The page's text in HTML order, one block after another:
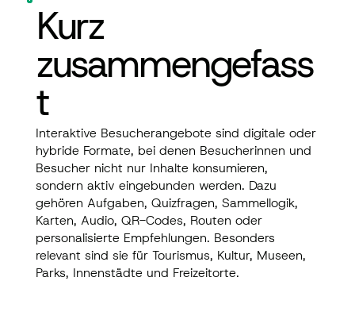
Kurz
zusammengefass
t
Interaktive Besucherangebote sind digitale oder
hybride Formate, bei denen Besucherinnen und
Besucher nicht nur Inhalte konsumieren,
sondern aktiv eingebunden werden. Dazu
gehören Aufgaben, Quizfragen, Sammellogik,
Karten, Audio, QR-Codes, Routen oder
personalisierte Empfehlungen. Besonders
relevant sind sie für Tourismus, Kultur, Museen,
Parks, Innenstädte und Freizeitorte.